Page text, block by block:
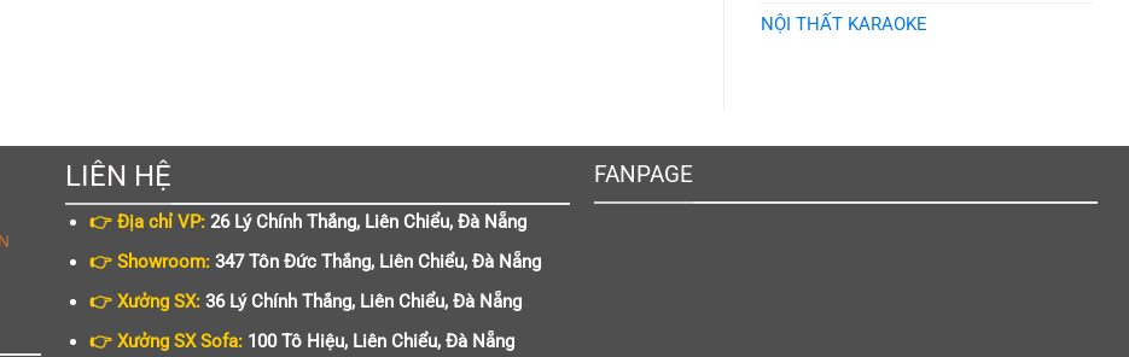
NỘI THẤT KARAOKE
LIÊN HỆ
👉 Địa chỉ VP:26 Lý Chính Thắng, Liên Chiểu, Đà Nẵng
👉 Showroom:347 Tôn Đức Thắng, Liên Chiểu, Đà Nẵng
👉 Xưởng SX:36 Lý Chính Thắng, Liên Chiểu, Đà Nẵng
👉 Xưởng SX Sofa:100 Tô Hiệu, Liên Chiểu, Đà Nẵng
FANPAGE